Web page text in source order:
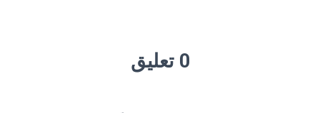
0 تعليق